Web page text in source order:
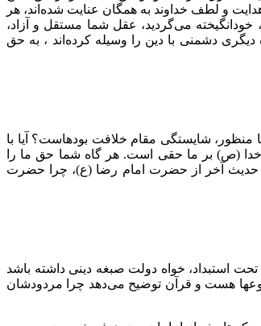
و لطف خداوند به همگان عنایت شده‌اند، هر
می‌گردید، عقل شما مستقل و آزاد،
دیگری دشمنی با دین را وسیله کرده‌اند ، به حق
منظور، شایستگی مقام خلافت بودهاست؟ آیا با
(ص) بر ما حقی است. هر گاه شما حق ما را
حدیث آخر از حضرت امام رضا (ع)، چرا حضرت
استبداد، خواه دولت صبغه دینی داشته باشد
هست و قرآن توضیح می‌دهد چرا مردودشان